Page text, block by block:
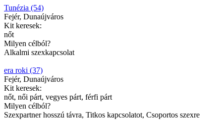
Tunézia (54)
Fejér, Dunaújváros
Kit keresek:
nőt
Milyen célból?
Alkalmi szexkapcsolat
era roki (37)
Fejér, Dunaújváros
Kit keresek:
nőt, női párt, vegyes párt, férfi párt
Milyen célból?
Szexpartner hosszú távra, Titkos kapcsolatot, Csoportos szexre